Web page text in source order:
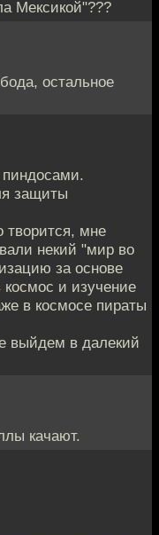
Мексикой"???
остальное
пиндосами.
защиты
творится, мне
некий "мир во
за основе
и изучение
в космосе пираты
выйдем в далекий
качают.